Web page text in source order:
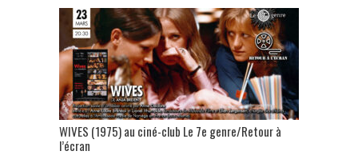
WIVES (1975) au ciné-club Le 7e genre/Retour à
l’écran